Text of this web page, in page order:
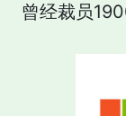
曾经裁员